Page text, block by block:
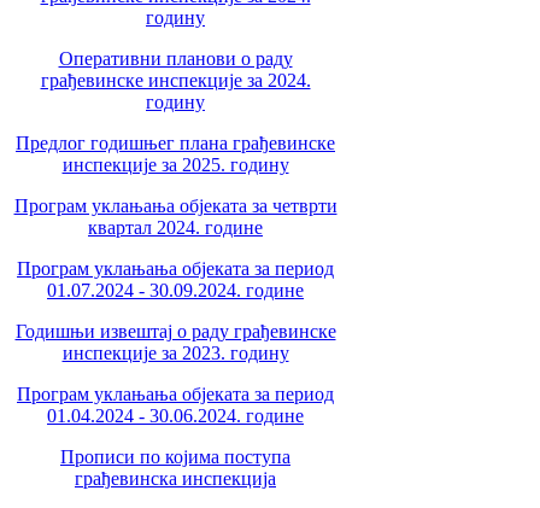
годину
Оперативни планови о раду
грађевинске инспекције за 2024.
годину
Предлог годишњег плана грађевинске
инспекције за 2025. годину
Програм уклањања објеката за четврти
квартал 2024. године
Програм уклањања објеката за период
01.07.2024 - 30.09.2024. године
Годишњи извештај о раду грађевинске
инспекције за 2023. годину
Програм уклањања објеката за период
01.04.2024 - 30.06.2024. године
Прописи по којима поступа
грађевинска инспекција